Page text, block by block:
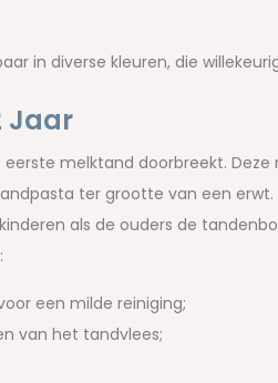
in diverse kleuren, die
Jaar
melktand doorbreekt.
ter grootte van een erwt.
als de ouders de
een milde reiniging;
van het tandvlees;